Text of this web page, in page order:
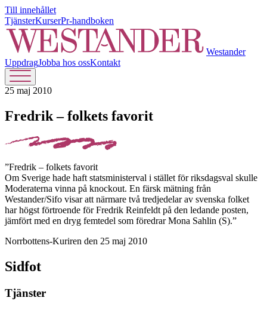
Till innehållet
TjänsterKurserPr-handboken
Westander
UppdragJobba hos ossKontakt
25 maj 2010
Fredrik – folkets favorit
”Fredrik – folkets favorit
Om Sverige hade haft statsministerval i stället för riksdagsval skulle
Moderaterna vinna på knockout. En färsk mätning från
Westander/Sifo visar att närmare två tredjedelar av svenska folket
har högst förtroende för Fredrik Reinfeldt på den ledande posten,
jämfört med en dryg femtedel som föredrar Mona Sahlin (S).”
Norrbottens-Kuriren den 25 maj 2010
Sidfot
Tjänster